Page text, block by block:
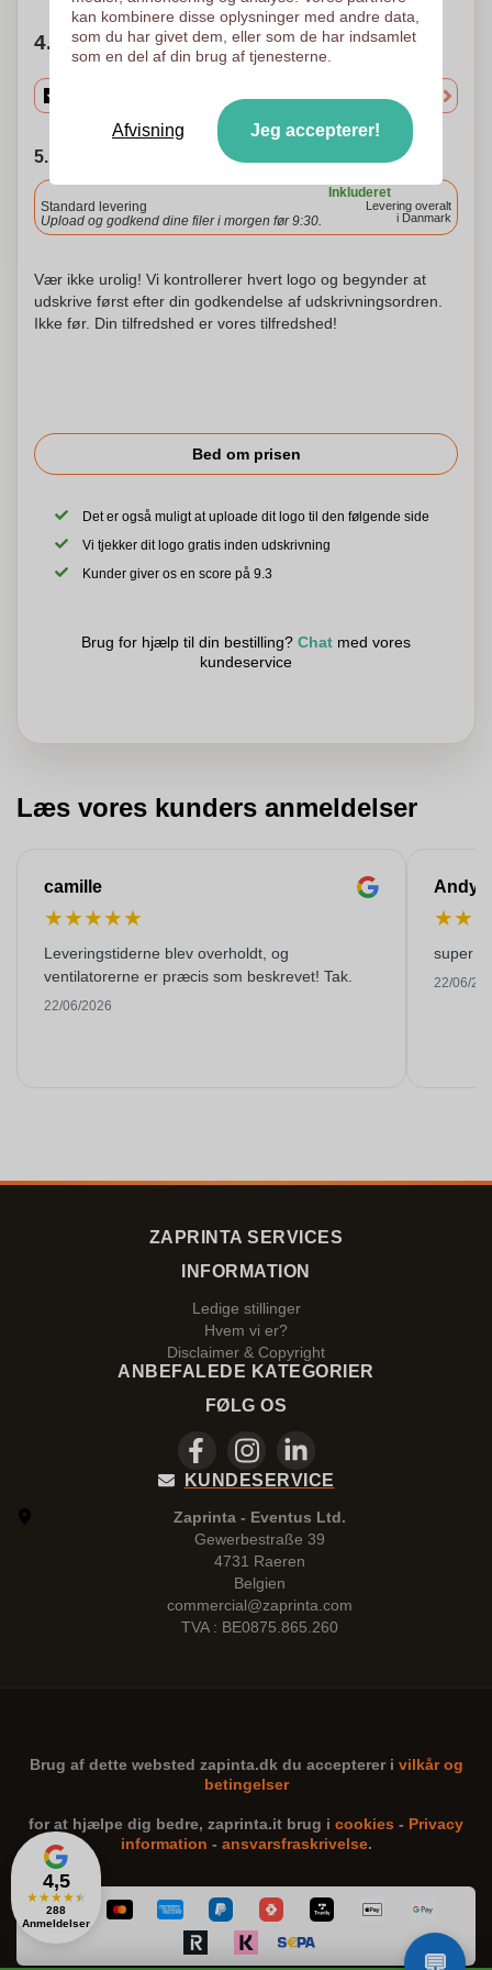
4. Vælg mængden
5. Vælg forsendelsesdato
Inkluderet
Standard levering
Upload og godkend dine filer i morgen før 9:30.
Levering overalt
i Danmark
Vær ikke urolig! Vi kontrollerer hvert logo og begynder at
udskrive først efter din godkendelse af udskrivningsordren.
Ikke før. Din tilfredshed er vores tilfredshed!
Bed om prisen
Det er også muligt at uploade dit logo til den følgende side
Vi tjekker dit logo gratis inden udskrivning
Kunder giver os en score på 9.3
Brug for hjælp til din bestilling? Chat med vores
kundeservice
Læs vores kunders anmeldelser
camille
★★★★★
Leveringstiderne blev overholdt, og
ventilatorerne er præcis som beskrevet! Tak.
22/06/2026
Andy
★★
super
22/06/
4,5
★★★★★
288
Anmeldelser
ZAPRINTA SERVICES
INFORMATION
Ledige stillinger
Hvem vi er?
Disclaimer & Copyright
ANBEFALEDE KATEGORIER
FØLG OS
KUNDESERVICE
Zaprinta - Eventus Ltd.
Gewerbestraße 39
4731 Raeren
Belgien
commercial@zaprinta.com
TVA : BE0875.865.260
Brug af dette websted zapinta.dk du accepterer i vilkår og
betingelser
for at hjælpe dig bedre, zaprinta.it brug i cookies - Privacy
information - ansvarsfraskrivelse.
kan kombinere disse oplysninger med andre data,
som du har givet dem, eller som de har indsamlet
som en del af din brug af tjenesterne.
Afvisning Jeg accepterer!